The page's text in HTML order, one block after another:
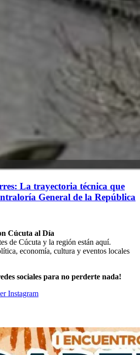
La trayectoria técnica que
General de la República
Cúcuta al Día
de Cúcuta y la región están aquí.
economía, cultura y eventos locales
sociales para no perderte nada!
Instagram